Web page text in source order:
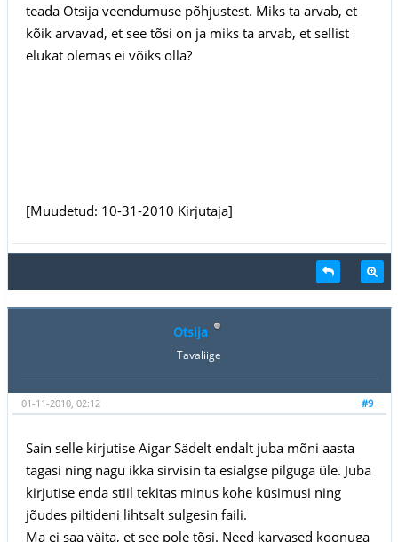
teada Otsija veendumuse põhjustest. Miks ta arvab, et
kõik arvavad, et see tõsi on ja miks ta arvab, et sellist
elukat olemas ei võiks olla?
[Muudetud: 10-31-2010 Kirjutaja]
Otsija
Tavaliige
#9
01-11-2010, 02:12
Sain selle kirjutise Aigar Sädelt endalt juba mõni aasta
tagasi ning nagu ikka sirvisin ta esialgse pilguga üle. Juba
kirjutise enda stiil tekitas minus kohe küsimusi ning
jõudes piltideni lihtsalt sulgesin faili.
Ma ei saa väita, et see pole tõsi. Need karvased koonuga